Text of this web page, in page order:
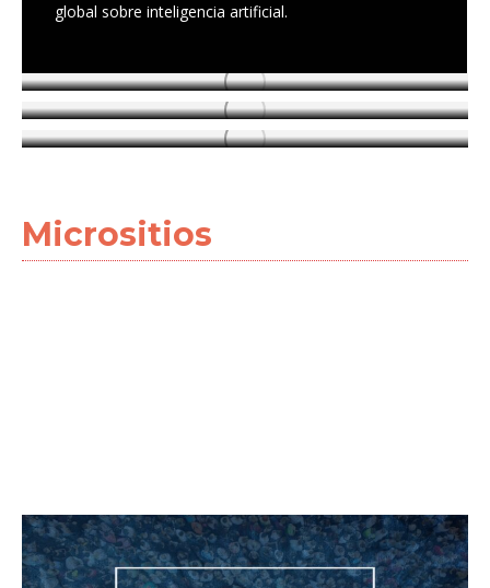
global sobre inteligencia artificial.
Gaza: una tragedia humanitaria que
anuncia nuevas estrategias
hiperconectividad? Aquí te
explicamos
Micrositios